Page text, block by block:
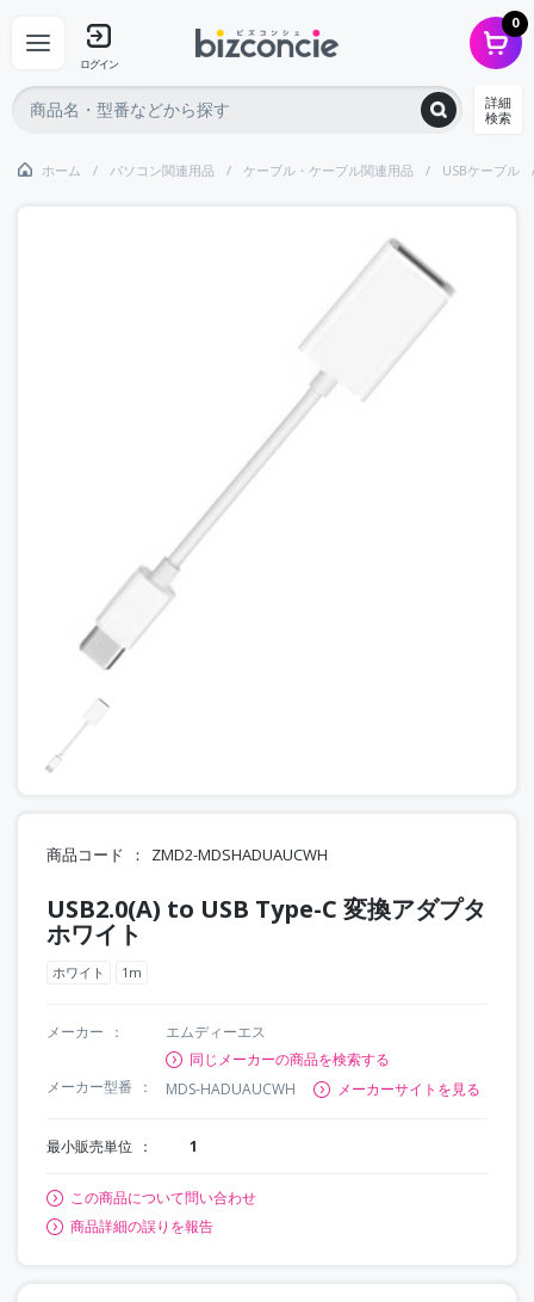
ログイン
0
詳細
検索
ホーム パソコン関連用品 ケーブル・ケーブル関連用品 USBケーブル
商品コード ZMD2-MDSHADUAUCWH
USB2.0(A) to USB Type-C 変換アダプタ
ホワイト
ホワイト 1m
メーカー
エムディーエス
同じメーカーの商品を検索する
メーカー型番
MDS-HADUAUCWH メーカーサイトを見る
最小販売単位 1
この商品について問い合わせ
商品詳細の誤りを報告